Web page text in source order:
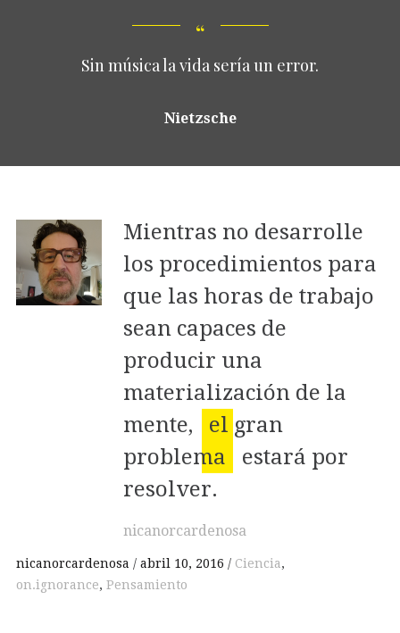
Sin música la vida sería un error.
Nietzsche
Mientras no desarrolle
los procedimientos para
que las horas de trabajo
sean capaces de
producir una
materialización de la
mente,
el gran
problema
estará por
resolver.
nicanorcardenosa
nicanorcardenosa abril 10, 2016 Ciencia,
on.ignorance, Pensamiento